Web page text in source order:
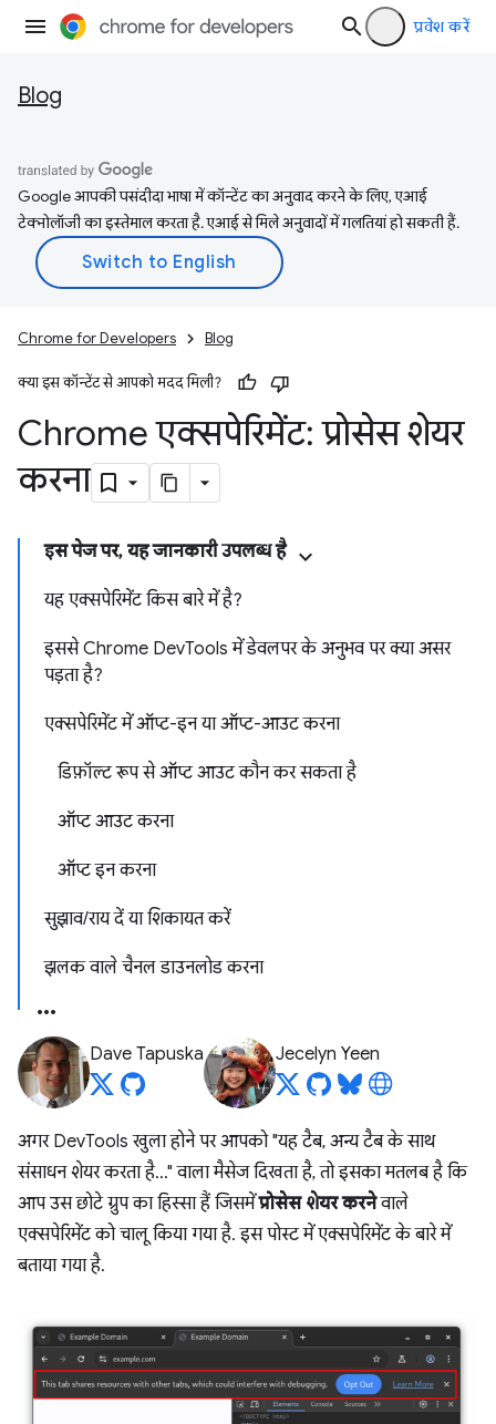
प्रवेश करें
Blog
Google आपकी पसंदीदा भाषा में कॉन्टेंट का अनुवाद करने के लिए, एआई
टेक्नोलॉजी का इस्तेमाल करता है. एआई से मिले अनुवादों में गलतियां हो सकती हैं.
Chrome for Developers Blog
क्या इस कॉन्टेंट से आपको मदद मिली?
Chrome एक्सपेरिमेंट: प्रोसेस शेयर
करना
इस पेज पर, यह जानकारी उपलब्ध है
यह एक्सपेरिमेंट किस बारे में है?
इससे Chrome DevTools में डेवलपर के अनुभव पर क्या असर
पड़ता है?
एक्सपेरिमेंट में ऑप्ट-इन या ऑप्ट-आउट करना
डिफ़ॉल्ट रूप से ऑप्ट आउट कौन कर सकता है
ऑप्ट आउट करना
ऑप्ट इन करना
सुझाव/राय दें या शिकायत करें
झलक वाले चैनल डाउनलोड करना
Dave Tapuska Jecelyn Yeen
अगर DevTools खुला होने पर आपको "यह टैब, अन्य टैब के साथ
संसाधन शेयर करता है..." वाला मैसेज दिखता है, तो इसका मतलब है कि
आप उस छोटे ग्रुप का हिस्सा हैं जिसमेंप्रोसेस शेयर करनेवाले
एक्सपेरिमेंट को चालू किया गया है. इस पोस्ट में एक्सपेरिमेंट के बारे में
बताया गया है.